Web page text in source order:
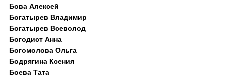
Бова Алексей
Богатырев Владимир
Богатырев Всеволод
Богодист Анна
Богомолова Ольга
Бодрягина Ксения
Боева Тата